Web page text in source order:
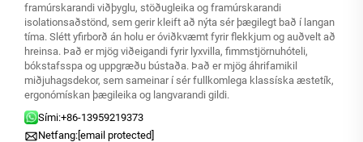
framúrskarandi viðþyglu, stöðugleika og framúrskarandi
isolationsaðstönd, sem gerir kleift að nýta sér þægilegt bað í langan
tíma. Slétt yfirborð án holu er óviðkvæmt fyrir flekkjum og auðvelt að
hreinsa. Það er mjög viðeigandi fyrir lyxvilla, fimmstjörnuhóteli,
bókstafsspa og uppgræðu bústaða. Það er mjög áhrifamikil
miðjuhagsdekor, sem sameinar í sér fullkomlega klassíska æstetík,
ergonómískan þægileika og langvarandi gildi.
Sími:+86-13959219373
Netfang:[email protected]